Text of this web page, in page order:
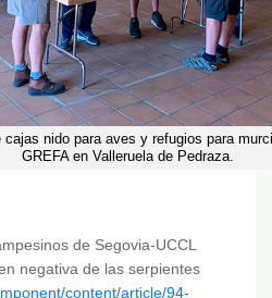
nido para aves y refugios para
GREFA en Valleruela de Pedraza.
de Segovia-UCCL
negativa de las serpientes
content/article/94-